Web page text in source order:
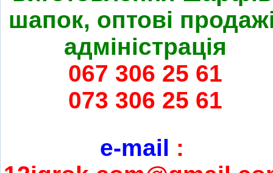
шапок, оптові
адміністрація
067 306 25 61
073 306 25 61
e-mail :